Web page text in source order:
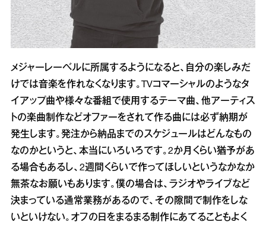
メジャーレーベルに所属するようになると、自分の楽しみだ
けでは音楽を作れなくなります。TVコマーシャルのようなタ
イアップ曲や様々な番組で使用するテーマ曲、他アーティス
トの楽曲制作などオファーをされて作る曲には必ず納期が
発生します。発注から納品までのスケジュールはどんなもの
なのかというと、本当にいろいろです。2か月くらい猶予があ
る場合もあるし、2週間くらいで作ってほしいというなかなか
無茶なお願いもあります。僕の場合は、ラジオやライブなど
決まっている通常業務があるので、その隙間で制作をしな
いといけない。オフの日をまるまる制作にあてることもよく